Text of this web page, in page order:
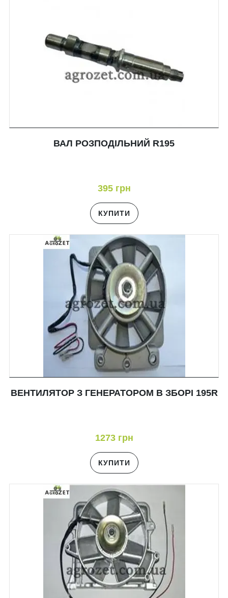
ВАЛ РОЗПОДІЛЬНИЙ R195
395 грн
КУПИТИ
ВЕНТИЛЯТОР З ГЕНЕРАТОРОМ В ЗБОРІ 195R
1273 грн
КУПИТИ